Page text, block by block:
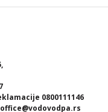
0800111146